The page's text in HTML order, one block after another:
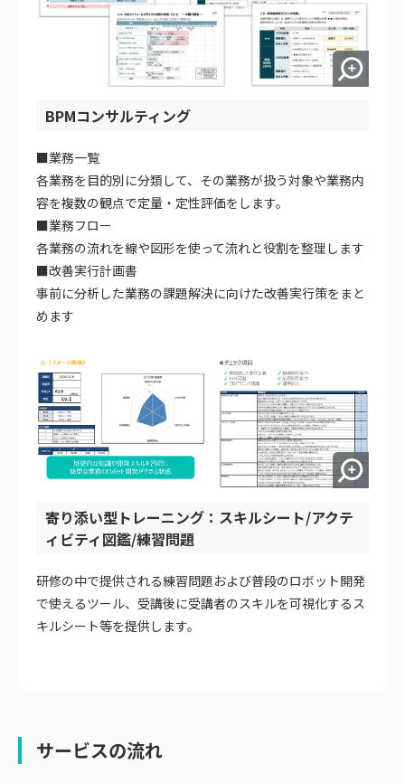
BPMコンサルティング
■業務一覧
各業務を目的別に分類して、その業務が扱う対象や業務内
容を複数の観点で定量・定性評価をします。
■業務フロー
各業務の流れを線や図形を使って流れと役割を整理します
■改善実行計画書
事前に分析した業務の課題解決に向けた改善実行策をまと
めます
寄り添い型トレーニング：スキルシート/アクテ
ィビティ図鑑/練習問題
研修の中で提供される練習問題および普段のロボット開発
で使えるツール、受講後に受講者のスキルを可視化するス
キルシート等を提供します。
サービスの流れ